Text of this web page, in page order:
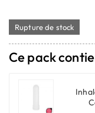
Rupture de stock
Ce pack